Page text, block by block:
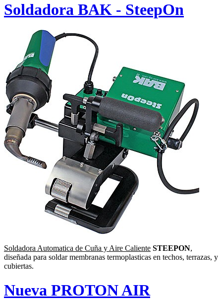
Soldadora BAK - SteepOn
Soldadora Automatica de Cuña y Aire Caliente STEEPON,
diseñada para soldar membranas termoplasticas en techos, terrazas, y
cubiertas.
Nueva PROTON AIR